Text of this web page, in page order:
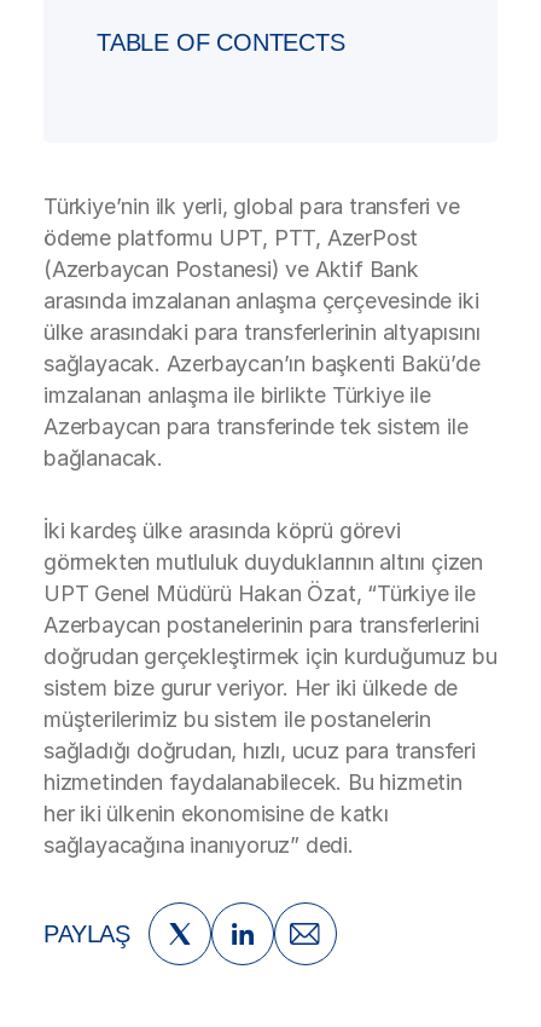
TABLE OF CONTECTS
Türkiye’nin ilk yerli, global para transferi ve
ödeme platformu UPT, PTT, AzerPost
(Azerbaycan Postanesi) ve Aktif Bank
arasında imzalanan anlaşma çerçevesinde iki
ülke arasındaki para transferlerinin altyapısını
sağlayacak. Azerbaycan’ın başkenti Bakü’de
imzalanan anlaşma ile birlikte Türkiye ile
Azerbaycan para transferinde tek sistem ile
bağlanacak.
İki kardeş ülke arasında köprü görevi
görmekten mutluluk duyduklarının altını çizen
UPT Genel Müdürü Hakan Özat, “Türkiye ile
Azerbaycan postanelerinin para transferlerini
doğrudan gerçekleştirmek için kurduğumuz bu
sistem bize gurur veriyor. Her iki ülkede de
müşterilerimiz bu sistem ile postanelerin
sağladığı doğrudan, hızlı, ucuz para transferi
hizmetinden faydalanabilecek. Bu hizmetin
her iki ülkenin ekonomisine de katkı
sağlayacağına inanıyoruz” dedi.
PAYLAŞ